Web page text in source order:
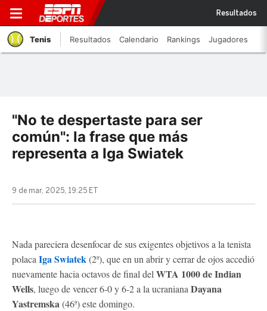
Resultados
Tenis Resultados Calendario Rankings Jugadores
"No te despertaste para ser
común": la frase que más
representa a Iga Swiatek
9 de mar, 2025, 19:25 ET
Nada pareciera desenfocar de sus exigentes objetivos a la tenista
polaca Iga Swiatek(2ª), que en un abrir y cerrar de ojos accedió
nuevamente hacia octavos de final del WTA 1000 de Indian
Wells, luego de vencer 6-0 y 6-2 a la ucraniana Dayana
Yastremska(46ª) este domingo.